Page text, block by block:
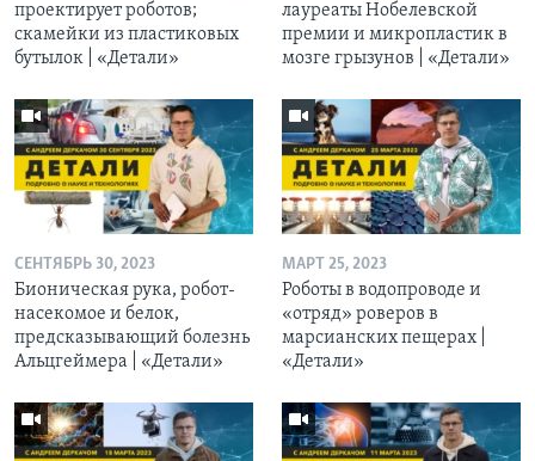
проектирует роботов;
скамейки из пластиковых
бутылок | «Детали»
лауреаты Нобелевской
премии и микропластик в
мозге грызунов | «Детали»
СЕНТЯБРЬ 30, 2023
Бионическая рука, робот-
насекомое и белок,
предсказывающий болезнь
Альцгеймера | «Детали»
МАРТ 25, 2023
Роботы в водопроводе и
«отряд» роверов в
марсианских пещерах |
«Детали»